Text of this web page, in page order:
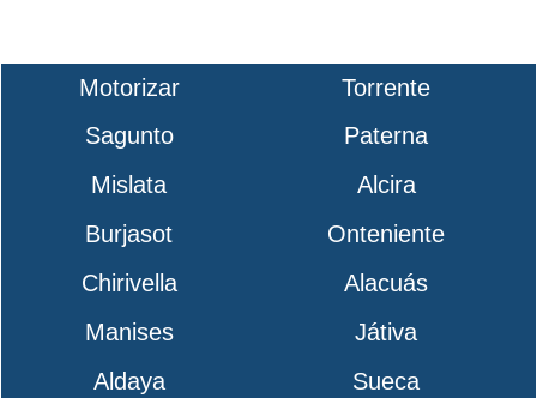
Motorizar
Torrente
Sagunto
Paterna
Mislata
Alcira
Burjasot
Onteniente
Chirivella
Alacuás
Manises
Játiva
Aldaya
Sueca